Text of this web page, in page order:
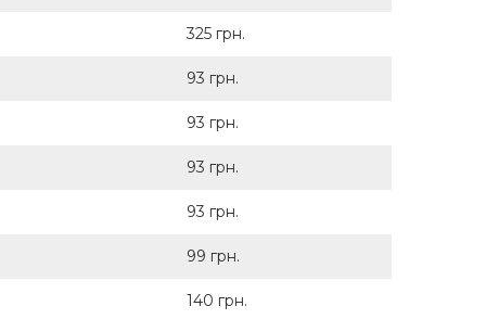
325 грн.
93 грн.
93 грн.
93 грн.
93 грн.
99 грн.
140 грн.